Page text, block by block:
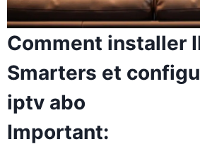
Comment installer
Smarters et
iptv abo
Important: